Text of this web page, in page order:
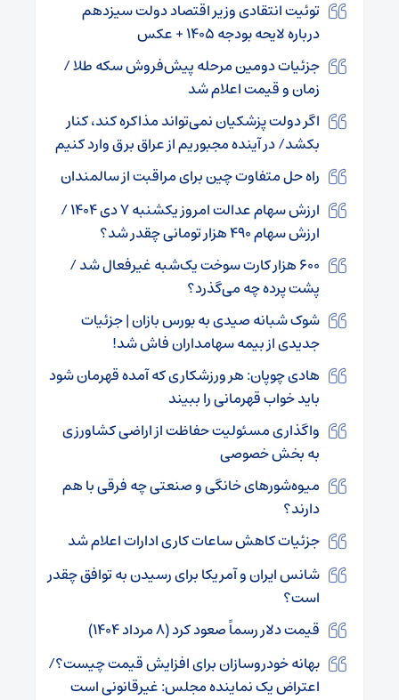
توئیت انتقادی وزیر اقتصاد دولت سیزدهم
درباره لایحه بودجه ۱۴۰۵ + عکس
جزئیات دومین مرحله پیش‌فروش سکه طلا /
زمان و قیمت‌ اعلام شد
اگر دولت پزشکیان نمی‌تواند مذاکره کند، کنار
بکشد/ در آینده مجبوریم از عراق برق وارد کنیم
راه حل متفاوت چین برای مراقبت از سالمندان
ارزش سهام عدالت امروز یکشنبه ۷ دی ۱۴۰۴ /
ارزش سهام ۴۹۰ هزار تومانی چقدر شد؟
۶۰۰ هزار کارت سوخت یک‌شبه غیرفعال شد /
پشت پرده چه می‌گذرد؟
شوک شبانه صیدی به بورس بازان | جزئیات
جدیدی از بیمه سهامداران فاش شد!
هادی چوپان: هر ورزشکاری که آمده قهرمان شود
باید خواب قهرمانی را ببیند
واگذاری مسئولیت حفاظت از اراضی کشاورزی
به بخش خصوصی
میوه‌شورهای خانگی و صنعتی چه فرقی با هم
دارند؟
جزئیات کاهش ساعات کاری ادارات اعلام شد
شانس ایران و آمریکا برای رسیدن به توافق چقدر
است؟
قیمت دلار رسماً صعود کرد (۸ مرداد ۱۴۰۴)
بهانه خودروسازان برای افزایش قیمت چیست؟/
اعتراض یک نماینده مجلس: غیرقانونی است